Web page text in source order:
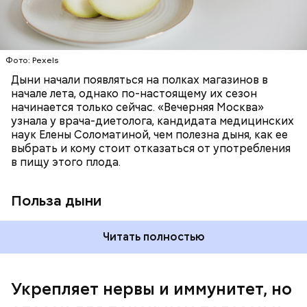
Фото: Pexels
Дыни начали появляться на полках магазинов в
начале лета, однако по-настоящему их сезон
начинается только сейчас. «Вечерняя Москва»
узнала у врача-диетолога, кандидата медицинских
наук Елены Соломатиной, чем полезна дыня, как ее
выбрать и кому стоит отказаться от употребления
в пищу этого плода.
Польза дыни
лютеин и зеаксантин — эти каротиноиды
отлично поддерживают наше зрение;
калий — оказывает мочегонное действие,
поддерживает сердечно-сосудистую
систему и предотвращает скачки давления;
магний — помогает калию и не дает сосудам
спазмироваться.
Читать полностью
Укрепляет нервы и иммунитет, но
По мнению специалиста, здоровому человеку
достаточно включать щавель в рацион несколько
раз в месяц. В небольших количествах в свежем